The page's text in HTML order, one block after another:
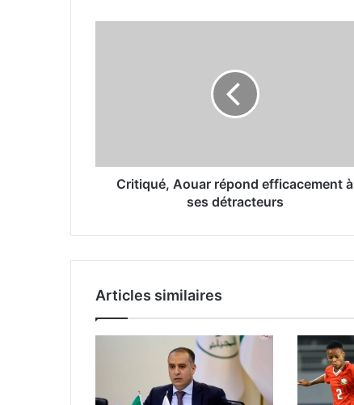
Critiqué, Aouar répond efficacement à
ses détracteurs
Articles similaires